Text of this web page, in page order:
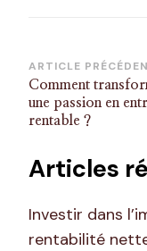
d’article
ARTICLE
Comment
une passion en
rentable ?
Articles
Investir dans
rentabilité